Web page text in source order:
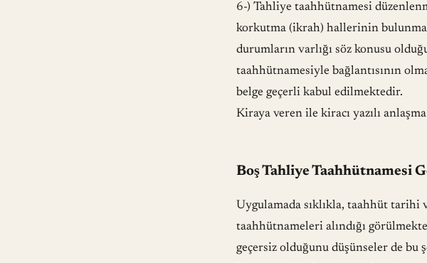
6-) Tahliye taahhütnamesi
korkutma (ikrah) hallerinin
durumların varlığı söz konusu
taahhütnamesiyle bağlantısının
belge geçerli kabul edilmektedir.
Kiraya veren ile kiracı yazılı
Boş Tahliye Taahhütnamesi
Uygulamada sıklıkla, taahhüt tarihi
taahhütnameleri alındığı
geçersiz olduğunu düşünseler de